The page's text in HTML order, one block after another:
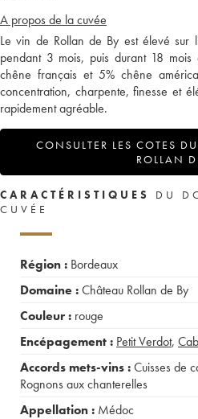
A propos de la cuvée
Le vin de Rollan de By est élevé sur
pendant 3 mois, puis durant 18
chêne français et 5% chêne
concentration, charpente, finesse et
rapidement agréable.
CONSULTER LES COTES
ROLLAN
CARACTÉRISTIQUES
DU
CUVÉE
Région : Bordeaux
Domaine :Château Rollan de By
Couleur : rouge
Encépagement : Petit Verdot,
Accords mets-vins :Cuisses de
Rognons aux chanterelles
Appellation : Médoc